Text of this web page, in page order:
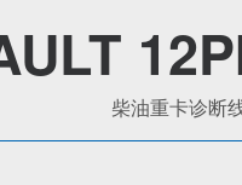
柴油重卡诊断